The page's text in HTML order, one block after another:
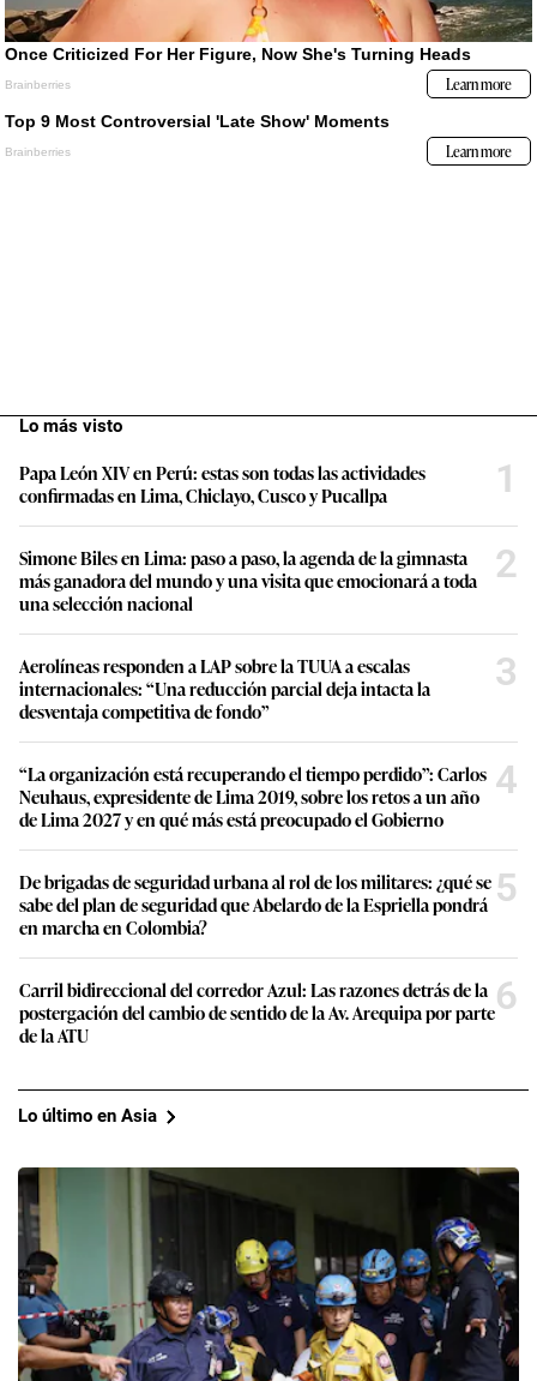
Lo más visto
Papa León XIV en Perú: estas son todas las actividades
confirmadas en Lima, Chiclayo, Cusco y Pucallpa
1
Simone Biles en Lima: paso a paso, la agenda de la gimnasta
más ganadora del mundo y una visita que emocionará a toda
una selección nacional
2
Aerolíneas responden a LAP sobre la TUUA a escalas
internacionales: “Una reducción parcial deja intacta la
desventaja competitiva de fondo”
3
“La organización está recuperando el tiempo perdido”: Carlos
Neuhaus, expresidente de Lima 2019, sobre los retos a un año
de Lima 2027 y en qué más está preocupado el Gobierno
4
De brigadas de seguridad urbana al rol de los militares: ¿qué se
sabe del plan de seguridad que Abelardo de la Espriella pondrá
en marcha en Colombia?
5
Carril bidireccional del corredor Azul: Las razones detrás de la
postergación del cambio de sentido de la Av. Arequipa por parte
de la ATU
6
Lo último en Asia